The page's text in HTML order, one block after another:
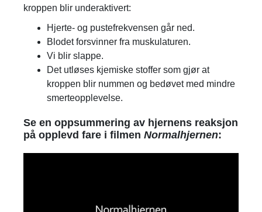
kroppen blir underaktivert:
Hjerte- og pustefrekvensen går ned.
Blodet forsvinner fra muskulaturen.
Vi blir slappe.
Det utløses kjemiske stoffer som gjør at
kroppen blir nummen og bedøvet med mindre
smerteopplevelse.
Se en oppsummering av hjernens reaksjon
på opplevd fare i filmen Normalhjernen: